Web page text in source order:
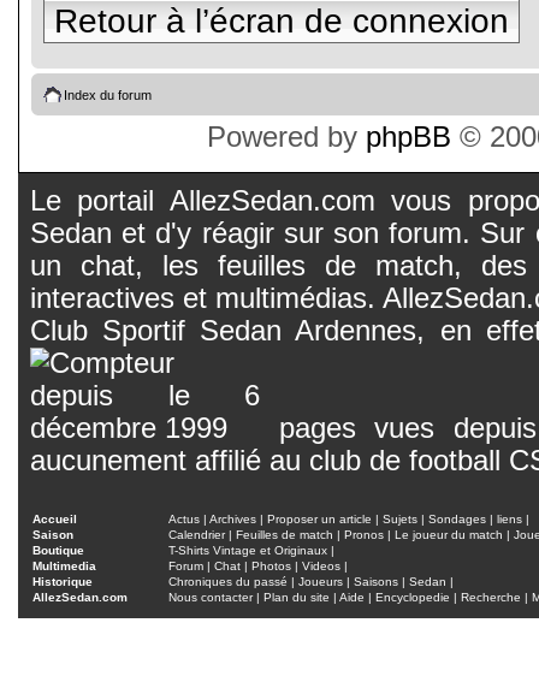
Retour à l’écran de connexion
Index du forum
Powered by phpBB ©
Le portail AllezSedan.com vous
Sedan et d'y réagir sur son forum.
un chat, les feuilles de match, des
interactives et multimédias.
Club Sportif Sedan Ardennes, en
pages vues
aucunement affilié au club de football
Accueil Actus | Archives | Proposer un article | Sujets | Sondages | liens |
Saison
Calendrier| Feuilles de match | Pronos | Le joueur du match |
Boutique
T-Shirts Vintage et Originaux |
Multimedia
Forum | Chat | Photos | Videos |
Historique
Chroniques du passé | Joueurs | Saisons | Sedan |
AllezSedan.com
Nous contacter| Plan du site | Aide | Encyclopedie | Recherche |